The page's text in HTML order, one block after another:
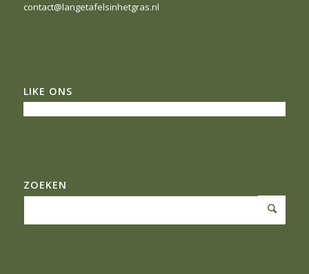
contact@langetafelsinhetgras.nl
LIKE ONS
ZOEKEN